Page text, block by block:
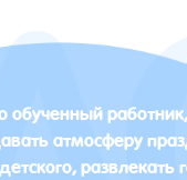
атмосферу
развлекать